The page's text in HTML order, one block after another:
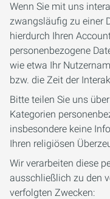
Wenn Sie mit uns
zwangsläufig zu einer
hierdurch Ihren
personenbezogene
wie etwa Ihr
bzw. die Zeit der
Bitte teilen Sie uns
Kategorien
insbesondere keine
Ihren religiösen
Wir verarbeiten diese
ausschließlich zu den
verfolgten Zwecken: